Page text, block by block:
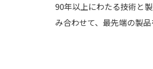
90年以上にわたる技術と
み合わせて、最先端の製品